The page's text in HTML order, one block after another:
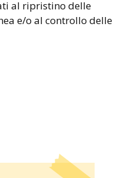
al ripristino delle
e/o al controllo delle